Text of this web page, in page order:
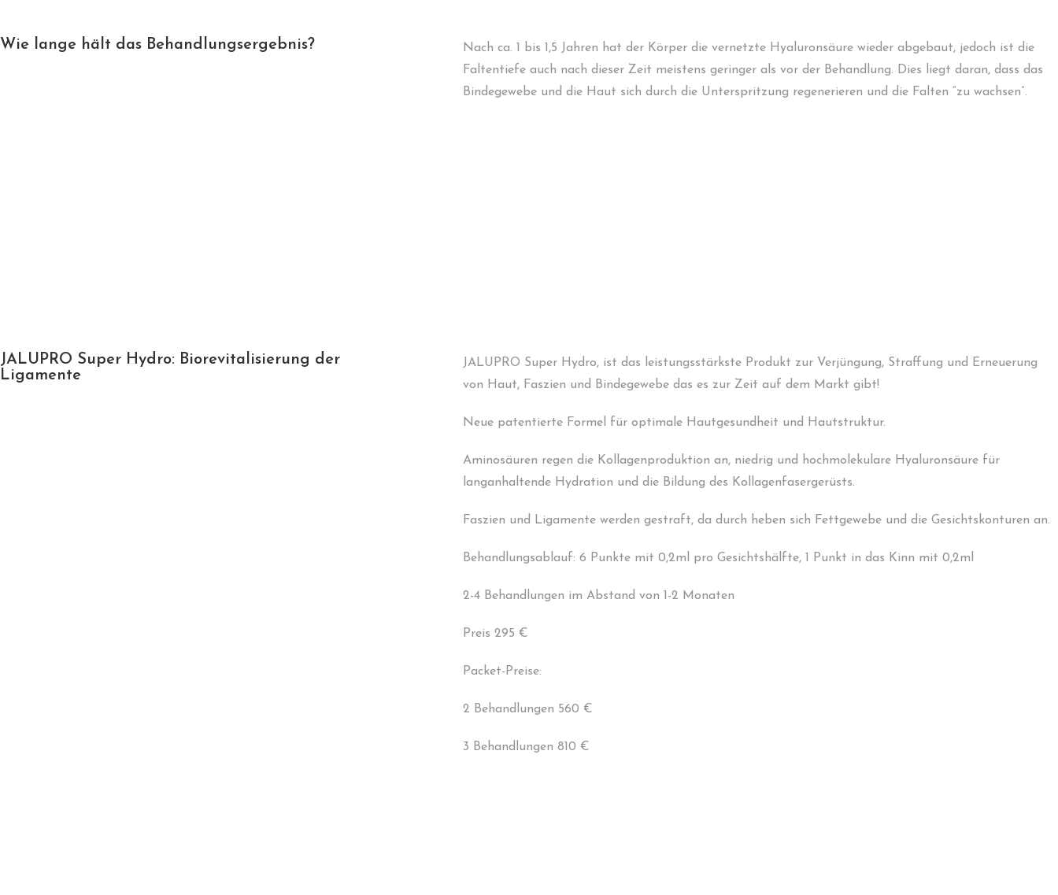
Wie lange hält das Behandlungsergebnis?
Nach ca. 1 bis 1,5 Jahren hat der Körper die vernetzte Hyaluronsäure wieder abgebaut, jedoch ist die
Faltentiefe auch nach dieser Zeit meistens geringer als vor der Behandlung. Dies liegt daran, dass das
Bindegewebe und die Haut sich durch die Unterspritzung regenerieren und die Falten “zu wachsen”.
JALUPRO Super Hydro: Biorevitalisierung der
Ligamente
JALUPRO Super Hydro, ist das leistungsstärkste Produkt zur Verjüngung, Straffung und Erneuerung
von Haut, Faszien und Bindegewebe das es zur Zeit auf dem Markt gibt!
Neue patentierte Formel für optimale Hautgesundheit und Hautstruktur.
Aminosäuren regen die Kollagenproduktion an, niedrig und hochmolekulare Hyaluronsäure für
langanhaltende Hydration und die Bildung des Kollagenfasergerüsts.
Faszien und Ligamente werden gestraft, da durch heben sich Fettgewebe und die Gesichtskonturen an.
Behandlungsablauf: 6 Punkte mit 0,2ml pro Gesichtshälfte, 1 Punkt in das Kinn mit 0,2ml
2-4 Behandlungen im Abstand von 1-2 Monaten
Preis 295 €
Packet-Preise:
2 Behandlungen 560 €
3 Behandlungen 810 €